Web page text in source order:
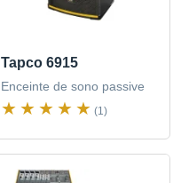
Tapco 6915
Enceinte de sono passive
(1)